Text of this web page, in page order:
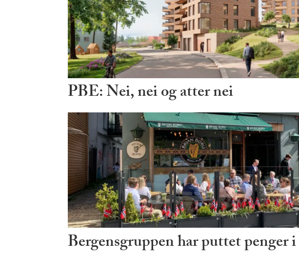
PBE: Nei, nei og atter nei
Bergensgruppen har puttet penger